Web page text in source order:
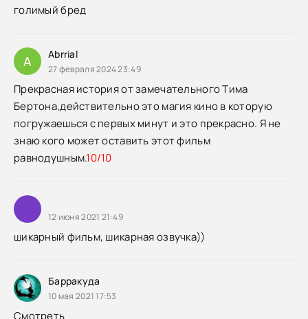
голимый бред
A Abrrial
27 февраля 2024 23:49
Прекрасная история от замечательного Тима
Бертона,действительно это магия кино в которую
погружаешься с первых минут и это прекрасно. Я не
знаю кого может оставить этот фильм
равнодушным.10/10
12 июня 2021 21:49
шикарный фильм, шикарная озвучка))
Барракуда
10 мая 2021 17:53
Смотреть